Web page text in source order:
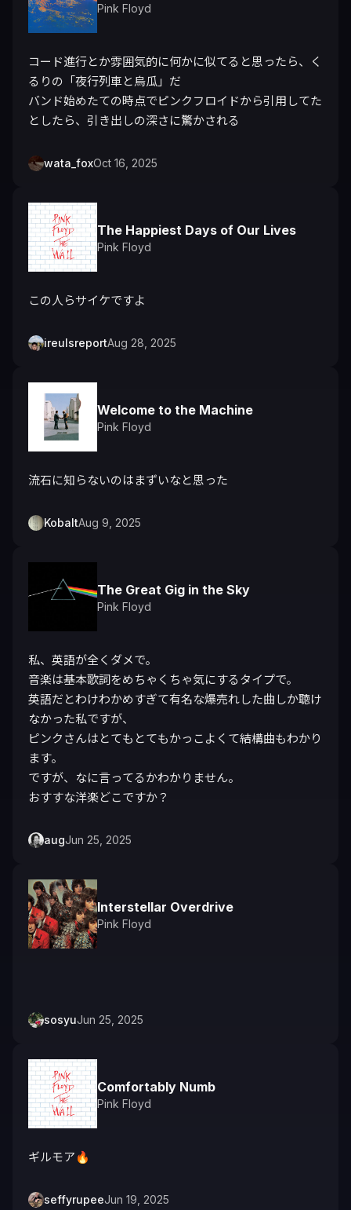
Pink Floyd
コード進行とか雰囲気的に何かに似てると思ったら、く
るりの「夜行列車と烏瓜」だ
バンド始めたての時点でピンクフロイドから引用してた
としたら、引き出しの深さに驚かされる
wata_foxOct 16, 2025
The Happiest Days of Our Lives
Pink Floyd
この人らサイケですよ
ireulsreportAug 28, 2025
Welcome to the Machine
Pink Floyd
流石に知らないのはまずいなと思った
KobaltAug 9, 2025
The Great Gig in the Sky
Pink Floyd
私、英語が全くダメで。
音楽は基本歌詞をめちゃくちゃ気にするタイプで。
英語だとわけわかめすぎて有名な爆売れした曲しか聴け
なかった私ですが、
ピンクさんはとてもとてもかっこよくて結構曲もわかり
ます。
ですが、なに言ってるかわかりません。
おすすな洋楽どこですか？
augJun 25, 2025
Interstellar Overdrive
Pink Floyd
sosyuJun 25, 2025
Comfortably Numb
Pink Floyd
ギルモア🔥
seffyrupeeJun 19, 2025